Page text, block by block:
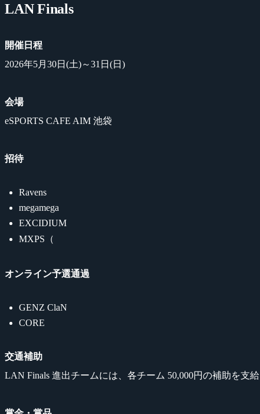
LAN Finals
開催日程
2026年5月30日(土)～31日(日)
会場
eSPORTS CAFE AIM 池袋
招待
Ravens
megamega
EXCIDIUM
MXPS（
オンライン予選通過
GENZ ClaN
CORE
交通補助
LAN Finals 進出チームには、各チーム 50,000円の補助を支給